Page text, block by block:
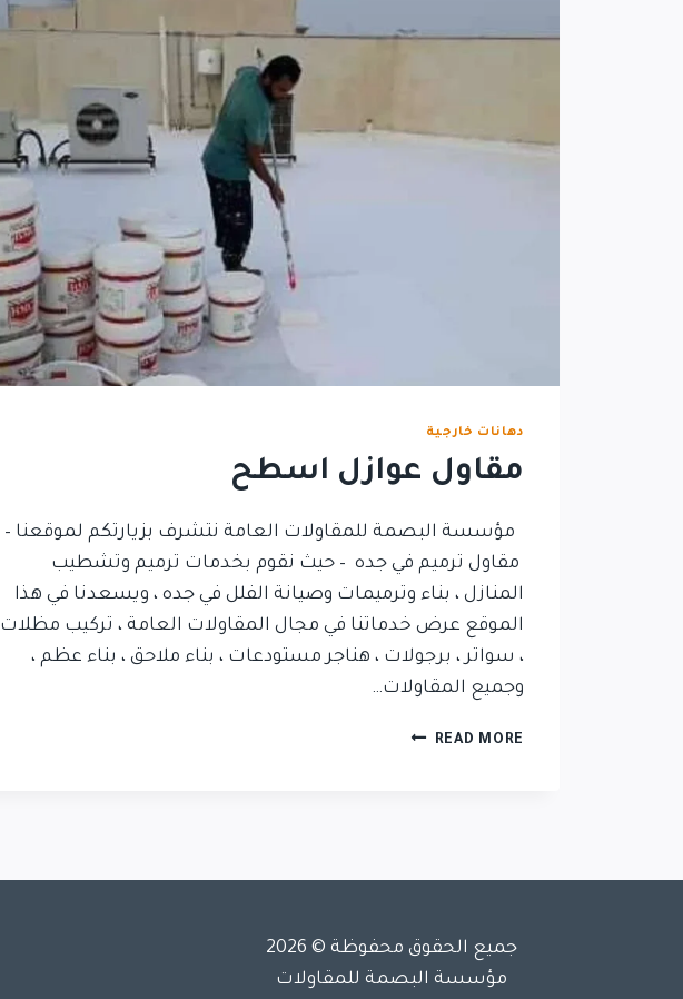
دهانات خارجية
مقاول عوازل اسطح
مؤسسة البصمة للمقاولات العامة نتشرف بزيارتكم لموقعنا –
مقاول ترميم في جده – حيث نقوم بخدمات ترميم وتشطيب
المنازل ، بناء وترميمات وصيانة الفلل في جده ، ويسعدنا في هذا
الموقع عرض خدماتنا في مجال المقاولات العامة ، تركيب مظلات
، سواتر ، برجولات ، هناجر مستودعات ، بناء ملاحق ، بناء عظم ،
وجميع المقاولات…
READ MORE
جميع الحقوق محفوظة © 2026
مؤسسة البصمة للمقاولات